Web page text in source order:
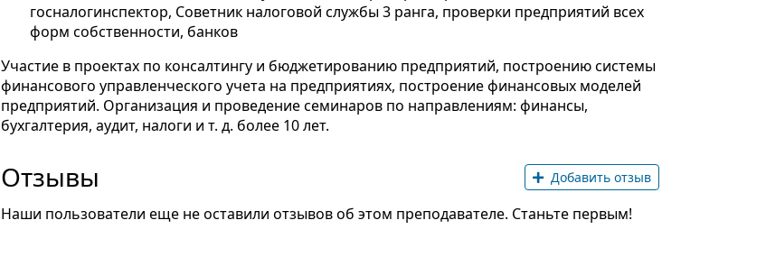
госналогинспектор, Советник налоговой службы 3 ранга, проверки предприятий всех
форм собственности, банков
Участие в проектах по консалтингу и бюджетированию предприятий, построению системы
финансового управленческого учета на предприятиях, построение финансовых моделей
предприятий. Организация и проведение семинаров по направлениям: финансы,
бухгалтерия, аудит, налоги и т. д. более 10 лет.
Отзывы Добавить отзыв
Наши пользователи еще не оставили отзывов об этом преподавателе. Станьте первым!